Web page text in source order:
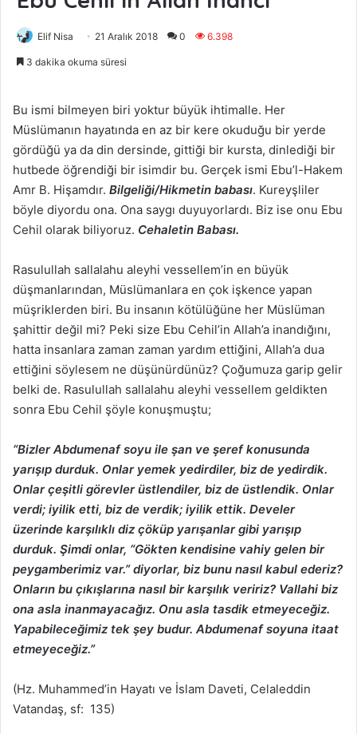
Elif Nisa 21 Aralık 2018 0 6.398
3 dakika okuma süresi
Bu ismi bilmeyen biri yoktur büyük ihtimalle. Her
Müslümanın hayatında en az bir kere okuduğu bir yerde
gördüğü ya da din dersinde, gittiği bir kursta, dinlediği bir
hutbede öğrendiği bir isimdir bu. Gerçek ismi Ebu’l-Hakem
Amr B. Hişamdır. Bilgeliği/Hikmetin babası. Kureyşliler
böyle diyordu ona. Ona saygı duyuyorlardı. Biz ise onu Ebu
Cehil olarak biliyoruz. Cehaletin Babası.
Rasulullah sallalahu aleyhi vessellem’in en büyük
düşmanlarından, Müslümanlara en çok işkence yapan
müşriklerden biri. Bu insanın kötülüğüne her Müslüman
şahittir değil mi? Peki size Ebu Cehil’in Allah’a inandığını,
hatta insanlara zaman zaman yardım ettiğini, Allah’a dua
ettiğini söylesem ne düşünürdünüz? Çoğumuza garip gelir
belki de. Rasulullah sallalahu aleyhi vessellem geldikten
sonra Ebu Cehil şöyle konuşmuştu;
“Bizler Abdumenaf soyu ile şan ve şeref konusunda
yarışıp durduk. Onlar yemek yedirdiler, biz de yedirdik.
Onlar çeşitli görevler üstlendiler, biz de üstlendik. Onlar
verdi; iyilik etti, biz de verdik; iyilik ettik. Develer
üzerinde karşılıklı diz çöküp yarışanlar gibi yarışıp
durduk. Şimdi onlar, “Gökten kendisine vahiy gelen bir
peygamberimiz var.” diyorlar, biz bunu nasıl kabul ederiz?
Onların bu çıkışlarına nasıl bir karşılık veririz? Vallahi biz
ona asla inanmayacağız. Onu asla tasdik etmeyeceğiz.
Yapabileceğimiz tek şey budur. Abdumenaf soyuna itaat
etmeyeceğiz.”
(Hz. Muhammed’in Hayatı ve İslam Daveti, Celaleddin
Vatandaş, sf: 135)